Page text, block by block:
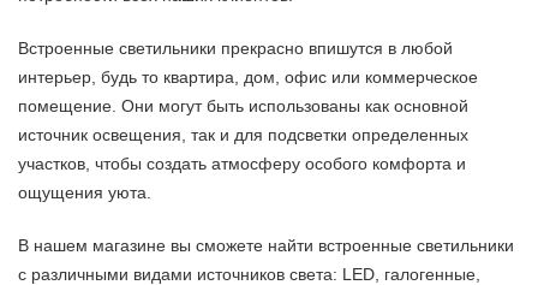
Встроенные светильники прекрасно впишутся в любой
интерьер, будь то квартира, дом, офис или коммерческое
помещение. Они могут быть использованы как основной
источник освещения, так и для подсветки определенных
участков, чтобы создать атмосферу особого комфорта и
ощущения уюта.
В нашем магазине вы сможете найти встроенные светильники
с различными видами источников света: LED, галогенные,